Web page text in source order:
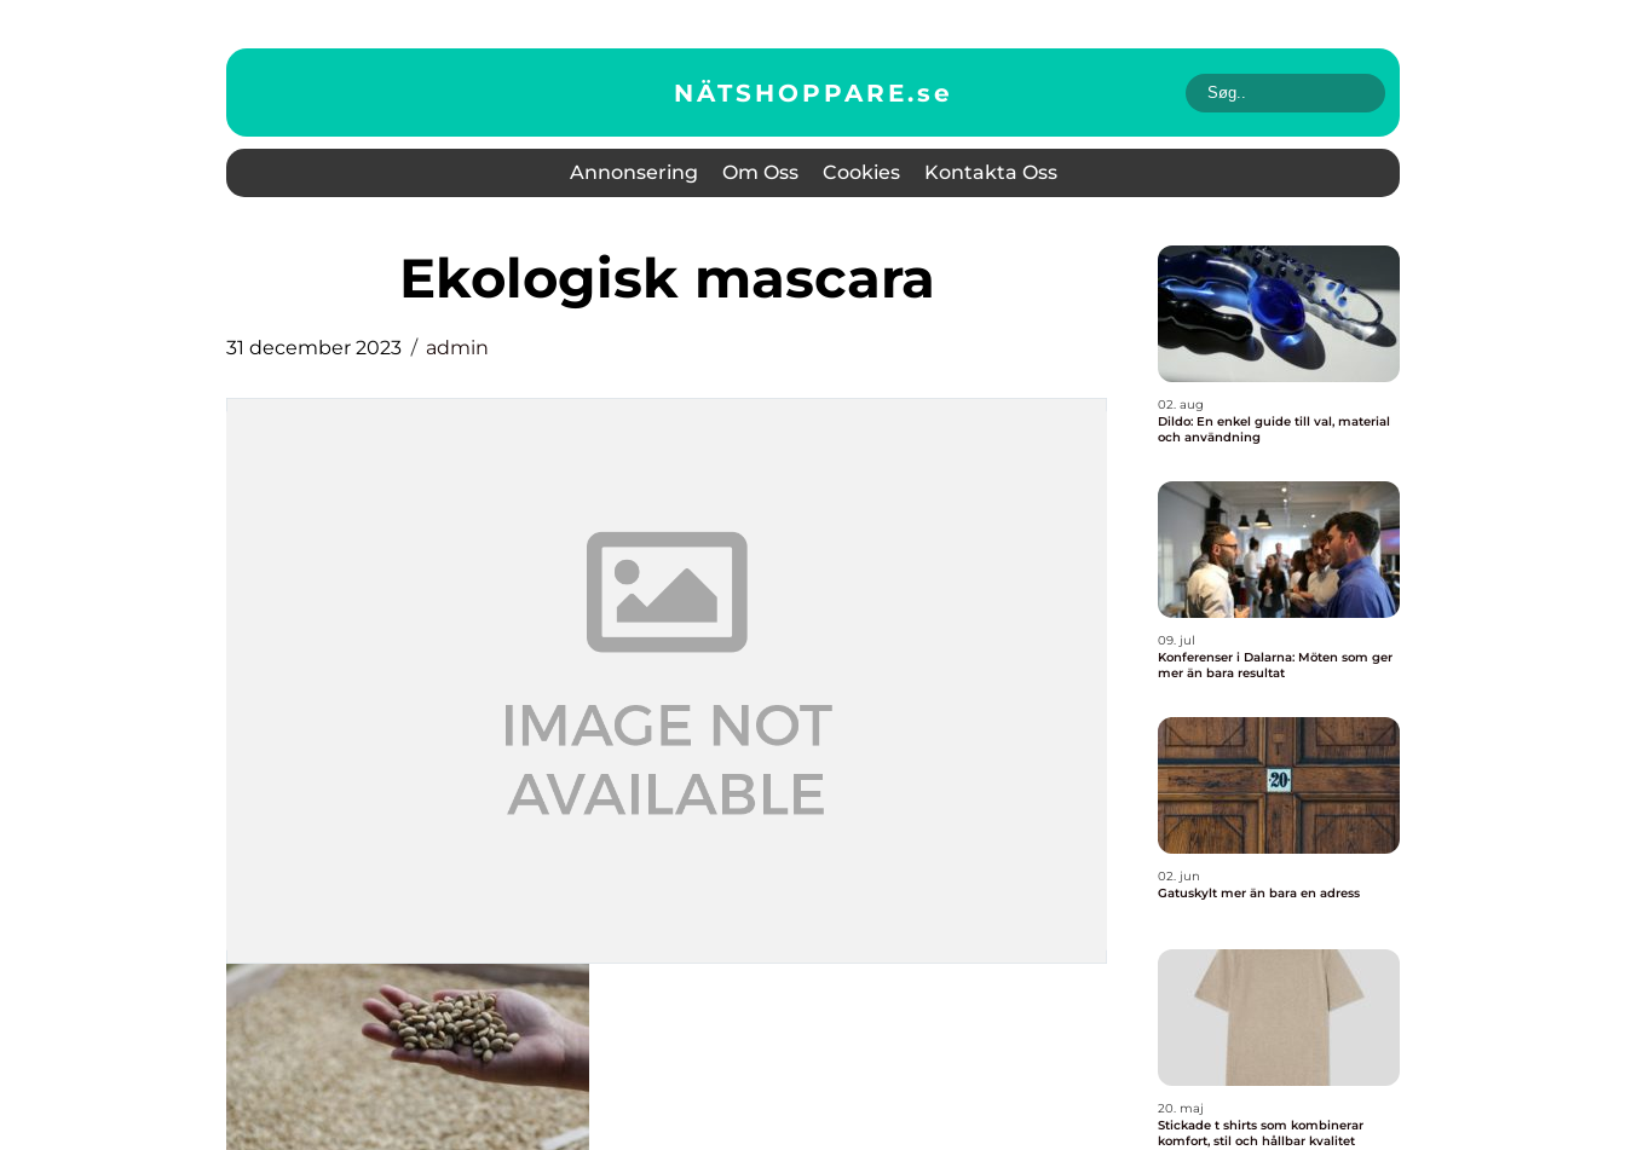
NÄTSHOPPARE.se
Annonsering Om Oss Cookies Kontakta Oss
ekologisk mascara
31 december 2023 admin
02. aug
Dildo: En enkel guide till val, material
och användning
09. jul
Konferenser i Dalarna: Möten som ger
mer än bara resultat
02. jun
Gatuskylt mer än bara en adress
20. maj
Stickade t shirts som kombinerar
komfort, stil och hållbar kvalitet